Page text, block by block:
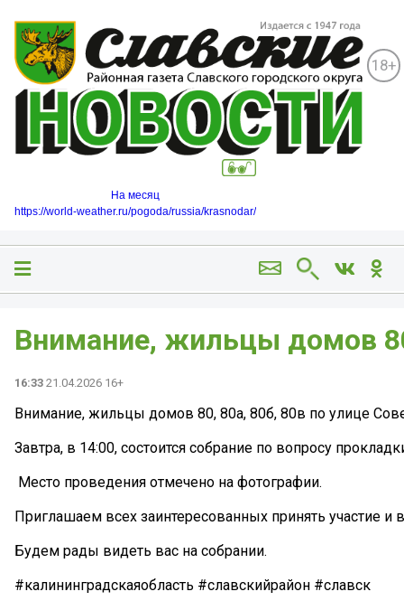
18+
На месяц
https://world-weather.ru/pogoda/russia/krasnodar/
Внимание, жильцы домов
16:33 21.04.2026 16+
Внимание, жильцы домов 80, 80а, 80б, 80в по улице
Завтра, в 14:00, состоится собрание по вопросу
Место проведения отмечено на фотографии.
Приглашаем всех заинтересованных принять участие
Будем рады видеть вас на собрании.
#калининградскаяобласть #славскийрайон #славск